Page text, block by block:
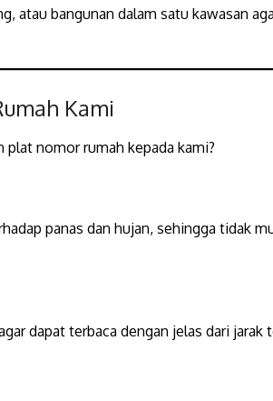
atau bangunan dalam satu kawasan
Kami
plat nomor rumah kepada kami?
panas dan hujan, sehingga tidak
dapat terbaca dengan jelas dari jarak